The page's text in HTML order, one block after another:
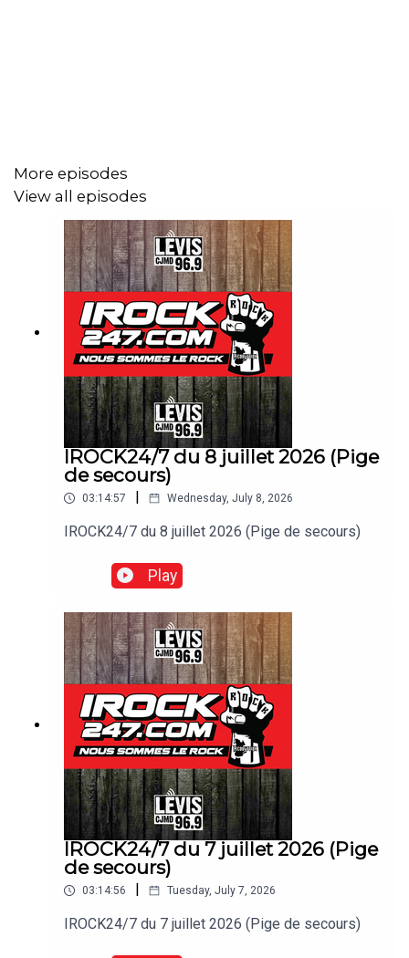
More episodes
View all episodes
IROCK24/7 du 8 juillet 2026 (Pige
de secours)
03:14:57 Wednesday, July 8, 2026
IROCK24/7 du 8 juillet 2026 (Pige de secours)
Play
IROCK24/7 du 7 juillet 2026 (Pige
de secours)
03:14:56 Tuesday, July 7, 2026
IROCK24/7 du 7 juillet 2026 (Pige de secours)